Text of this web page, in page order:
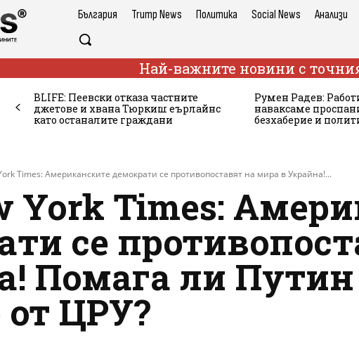
България Trump News Политика Social News Анализи
Най-важните новини с
BLIFE: Пеевски отказа частните
джетове и хвана Тюркиш еърлайнс
като останалите граждани
Румен Радев:
наваксаме
безхаберие и
Times: Американските демократи се противопоставят на мира в Украйна!...
York Times:
се
Помага ли
от ЦРУ?